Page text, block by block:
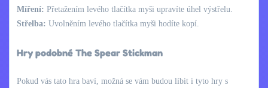
Míření: Přetažením levého tlačítka myši upravíte úhel výstřelu.
Střelba: Uvolněním levého tlačítka myši hodíte kopí.
Hry podobné The Spear Stickman
Pokud vás tato hra baví, možná se vám budou líbit i tyto hry s